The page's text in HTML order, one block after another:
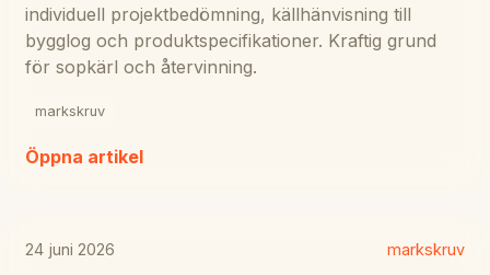
individuell projektbedömning, källhänvisning till
bygglog och produktspecifikationer. Kraftig grund
för sopkärl och återvinning.
markskruv
Öppna artikel
24 juni 2026 markskruv